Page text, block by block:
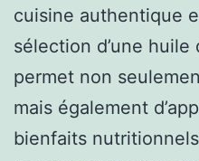
cuisine authentique
sélection d’une
permet non
mais également
bienfaits